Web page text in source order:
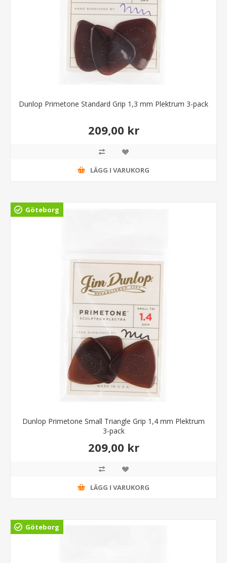
Dunlop Primetone Standard Grip 1,3 mm Plektrum 3-pack
209,00 kr
LÄGG I VARUKORG
Göteborg
Dunlop Primetone Small Triangle Grip 1,4 mm Plektrum
3-pack
209,00 kr
LÄGG I VARUKORG
Göteborg